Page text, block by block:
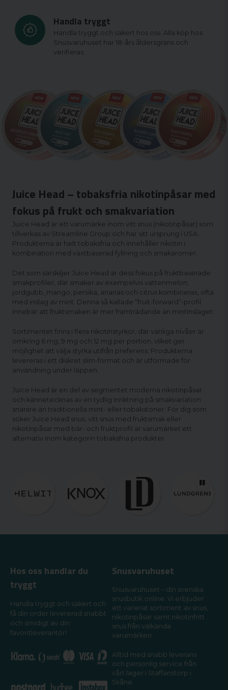
Handla tryggt
Handla tryggt och säkert hos oss. Alla köp hos
Snusvaruhuset har 18-års åldersgräns och
verifieras.
Juice Head – tobaksfria nikotinpåsar med
fokus på frukt och smakvariation
Juice Head är ett varumärke inom vitt snus (nikotinpåsar) som
tillverkas av Streamline Group och har sitt ursprung i USA.
Produkterna är helt tobaksfria och innehåller nikotin i
kombination med växtbaserad fyllning och smakaromer.
Det som särskiljer Juice Head är dess fokus på fruktbaserade
smakprofiler, där smaker av exempelvis vattenmelon,
jordgubb, mango, persika, ananas och citrus kombineras, ofta
med inslag av mint. Denna så kallade “fruit-forward”-profil
innebär att fruktsmaken är mer framträdande än mintinslaget.
Sortimentet finns i flera nikotinstyrkor, där vanliga nivåer är
omkring 6 mg, 9 mg och 12 mg per portion, vilket ger
möjlighet att välja styrka utifrån preferens. Produkterna
levereras i ett diskret slim-format och är utformade för
användning under läppen.
Juice Head är en del av segmentet moderna nikotinpåsar
och kännetecknas av en tydlig inriktning på smakvariation
snarare än traditionella mint- eller tobakstoner. För dig som
söker Juice Head snus, vitt snus med fruktsmak eller
nikotinpåsar med bär- och fruktprofil är varumärket ett
alternativ inom kategorin tobaksfria produkter.
Hos oss handlar du
tryggt
Handla tryggt och säkert och
få din order levererad snabbt
och smidigt av din
favoritleverantör!
Snusvaruhuset
Snusvaruhuset – din svenska
snusbutik online. Vi erbjuder
ett varierat sortiment av snus,
nikotinpåsar samt nikotinfritt
snus från välkända
varumärken.
Alltid med snabb leverans
och personlig service från
vårt lager i Staffanstorp i
Skåne.